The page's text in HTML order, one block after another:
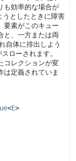
も効率的な場合が
うとしたときに障害
要素がこのキュー
と、一方または両
自体に排出しよう
スローされます。
コレクションが変
は定義されていま
<E>